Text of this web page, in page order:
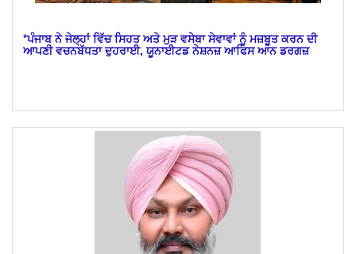
*ਪੰਜਾਬ ਨੇ ਜੇਲ੍ਹਾਂ ਵਿੱਚ ਸਿਹਤ ਅਤੇ ਮੁੜ ਵਸੇਬਾ ਸੇਵਾਵਾਂ ਨੂੰ ਮਜ਼ਬੂਤ ਕਰਨ ਦੀ
ਆਪਣੀ ਵਚਨਬੱਧਤਾ ਦੁਹਰਾਈ, ਯੂਨਾਈਟਡ ਨੇਸ਼ਨਜ਼ ਆਫਿਸ ਆਨ ਡਰਗਜ਼